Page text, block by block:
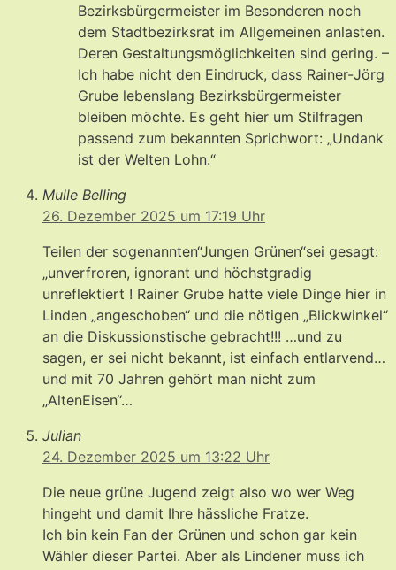
Bezirksbürgermeister im Besonderen noch
dem Stadtbezirksrat im Allgemeinen anlasten.
Deren Gestaltungsmöglichkeiten sind gering. –
Ich habe nicht den Eindruck, dass Rainer-Jörg
Grube lebenslang Bezirksbürgermeister
bleiben möchte. Es geht hier um Stilfragen
passend zum bekannten Sprichwort: „Undank
ist der Welten Lohn.“
Mulle Belling
26. Dezember 2025 um 17:19 Uhr
Teilen der sogenannten“Jungen Grünen“sei gesagt:
„unverfroren, ignorant und höchstgradig
unreflektiert ! Rainer Grube hatte viele Dinge hier in
Linden „angeschoben“ und die nötigen „Blickwinkel“
an die Diskussionstische gebracht!!! …und zu
sagen, er sei nicht bekannt, ist einfach entlarvend…
und mit 70 Jahren gehört man nicht zum
„AltenEisen“…
Julian
24. Dezember 2025 um 13:22 Uhr
Die neue grüne Jugend zeigt also wo wer Weg
hingeht und damit Ihre hässliche Fratze.
Ich bin kein Fan der Grünen und schon gar kein
Wähler dieser Partei. Aber als Lindener muss ich